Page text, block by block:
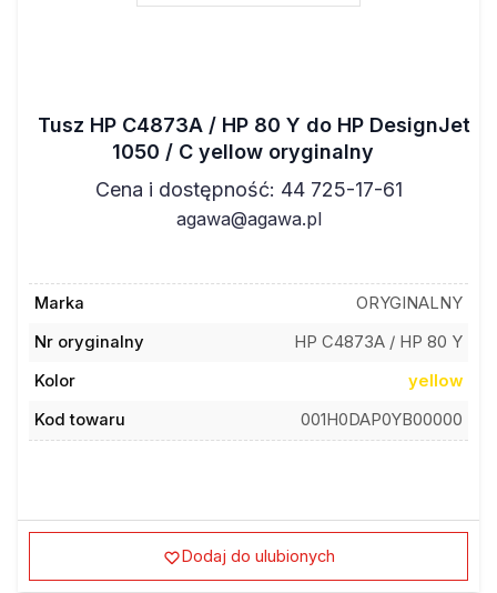
Tusz HP C4873A / HP 80 Y do HP DesignJet
1050 / C yellow oryginalny
Cena i dostępność: 44 725-17-61
agawa@agawa.pl
Marka
ORYGINALNY
Nr oryginalny
HP C4873A / HP 80 Y
Kolor
yellow
Kod towaru
001H0DAP0YB00000
Dodaj do ulubionych